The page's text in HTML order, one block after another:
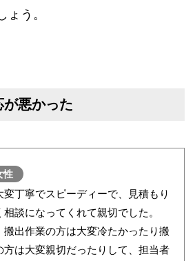
ょう。
が悪かった
性
変丁寧でスピーディーで、見積もり
相談になってくれて親切でした。
搬出作業の方は大変冷たかったり搬
方は大変親切だったりして、担当者